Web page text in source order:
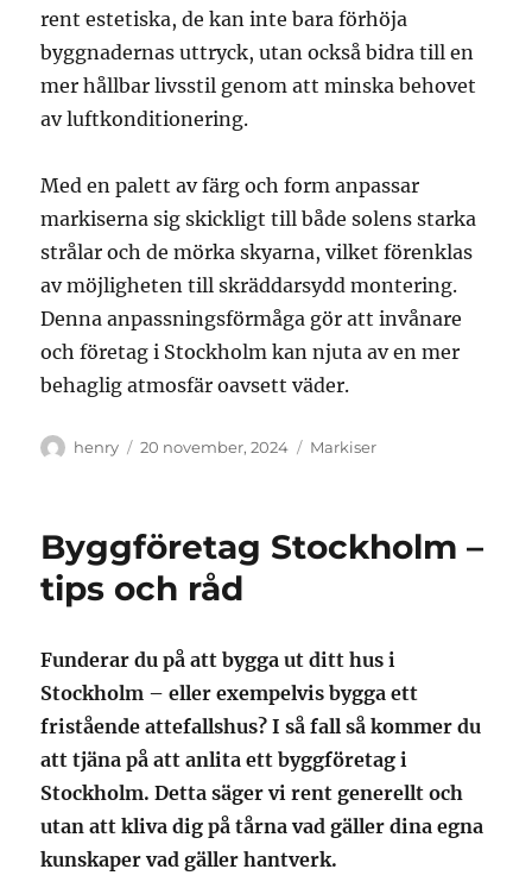
rent estetiska, de kan inte bara förhöja
byggnadernas uttryck, utan också bidra till en
mer hållbar livsstil genom att minska behovet
av luftkonditionering.
Med en palett av färg och form anpassar
markiserna sig skickligt till både solens starka
strålar och de mörka skyarna, vilket förenklas
av möjligheten till skräddarsydd montering.
Denna anpassningsförmåga gör att invånare
och företag i Stockholm kan njuta av en mer
behaglig atmosfär oavsett väder.
Författare
henry
Publicerat
20 november, 2024 Kategorier
Markiser
Byggföretag Stockholm –
tips och råd
Funderar du på att bygga ut ditt hus i
Stockholm – eller exempelvis bygga ett
fristående attefallshus? I så fall så kommer du
att tjäna på att anlita ett byggföretag i
Stockholm. Detta säger vi rent generellt och
utan att kliva dig på tårna vad gäller dina egna
kunskaper vad gäller hantverk.